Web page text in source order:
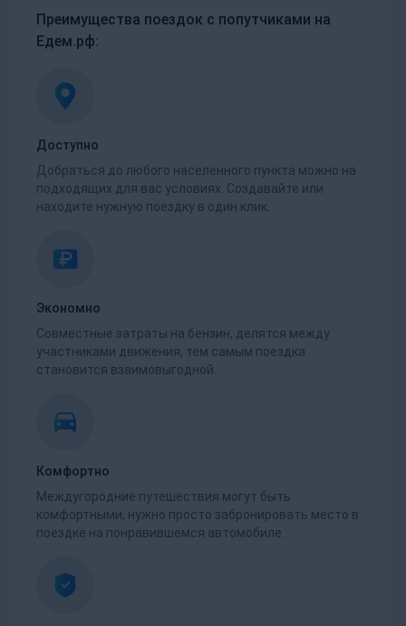
Преимущества поездок с попутчиками на
Едем.рф:
Доступно
Добраться до любого населенного пункта можно на
подходящих для вас условиях. Создавайте или
находите нужную поездку в один клик.
Экономно
Совместные затраты на бензин, делятся между
участниками движения, тем самым поездка
становится взаимовыгодной.
Комфортно
Междугородние путешествия могут быть
комфортными, нужно просто забронировать место в
поездке на понравившемся автомобиле.